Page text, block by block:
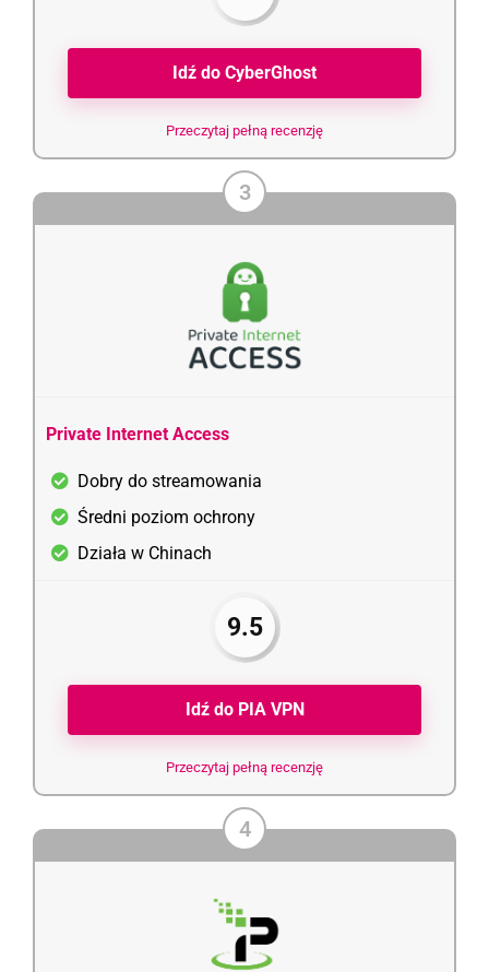
Idź do CyberGhost
Przeczytaj pełną recenzję
3
Private Internet Access
Dobry do streamowania
Średni poziom ochrony
Działa w Chinach
9.5
Idź do PIA VPN
Przeczytaj pełną recenzję
4